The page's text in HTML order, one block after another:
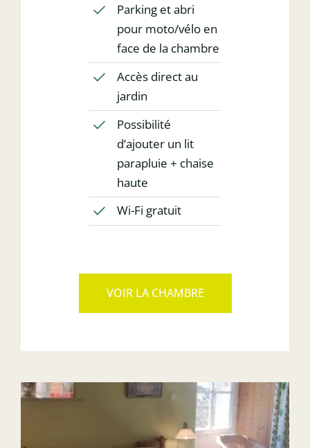
Parking et abri
pour moto/vélo en
face de la chambre
Accès direct au
jardin
Possibilité
d’ajouter un lit
parapluie + chaise
haute
Wi-Fi gratuit
VOIR LA CHAMBRE